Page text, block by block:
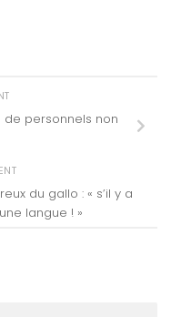
de personnels non
du gallo : « s’il y a
langue ! »